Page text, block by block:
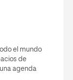
el mundo
de
agenda